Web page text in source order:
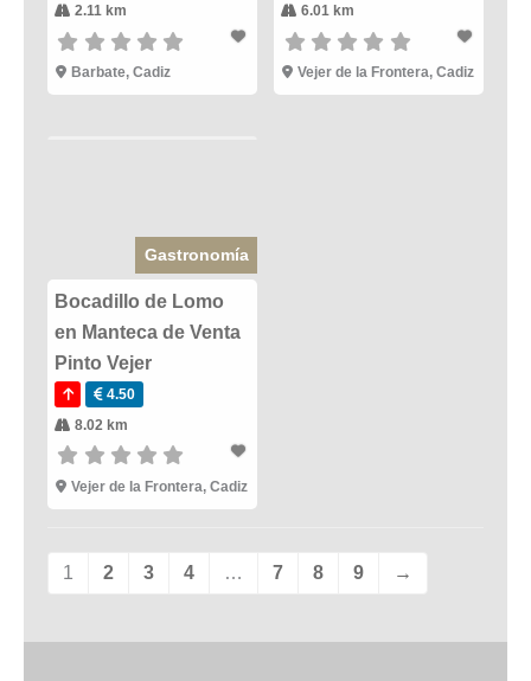
2.11 km
Barbate, Cadiz
6.01 km
Vejer de la Frontera, Cadiz
Gastronomía
Bocadillo de Lomo
en Manteca de Venta
Pinto Vejer
4.50
8.02 km
Vejer de la Frontera, Cadiz
1 2 3 4 … 7 8 9 →